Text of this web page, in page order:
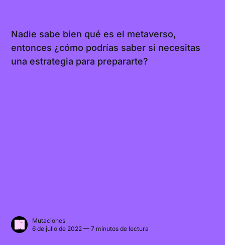
Nadie sabe bien qué es el metaverso,
entonces ¿cómo podrías saber si necesitas
una estrategia para prepararte?
Mutaciones
6 de julio de 2022 — 7 minutos de lectura